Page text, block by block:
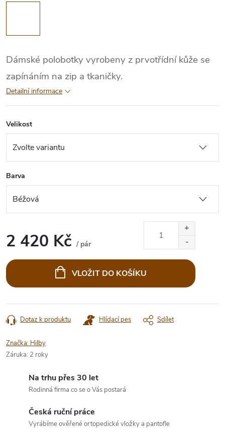
Dámské polobotky vyrobeny z prvotřídní kůže se
zapínáním na zip a tkaničky.
Detailní informace
Velikost
Barva
2 420 Kč / pár
cena:
VLOŽIT DO KOŠÍKU
Dotaz k produktu Hlídací pes Sdílet
Značka: Hilby
Záruka: 2 roky
Na trhu přes 30 let
Rodinná firma co se o Vás postará
Česká ruční práce
Vyrábíme ověřené ortopedické vložky a pantofle